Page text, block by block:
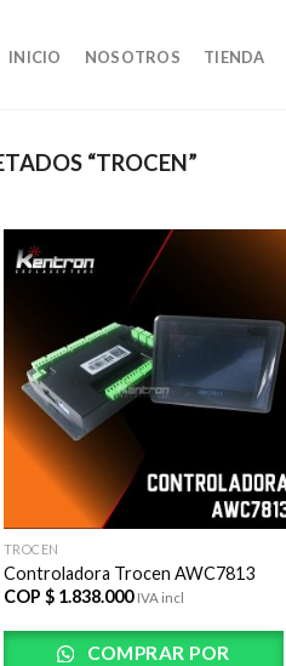
INICIO NOSOTROS TIENDA
“TROCEN”
AÃ±adir
a la lista
de
deseos
TROCEN
Controladora Trocen AWC7813
COP $1.838.000 IVA incl
COMPRAR POR